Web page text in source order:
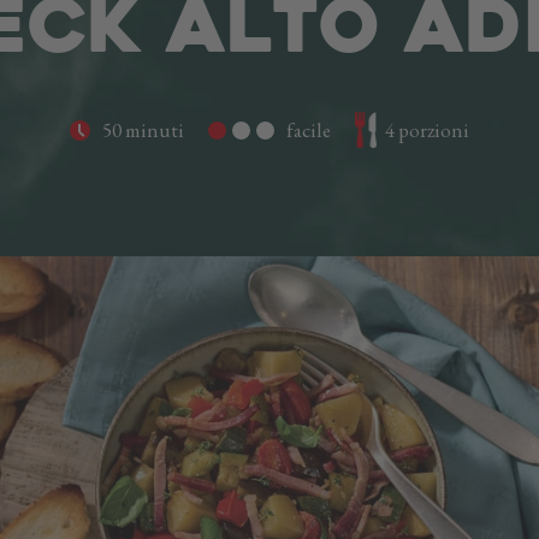
ALTO
50 minuti facile 4 porzioni